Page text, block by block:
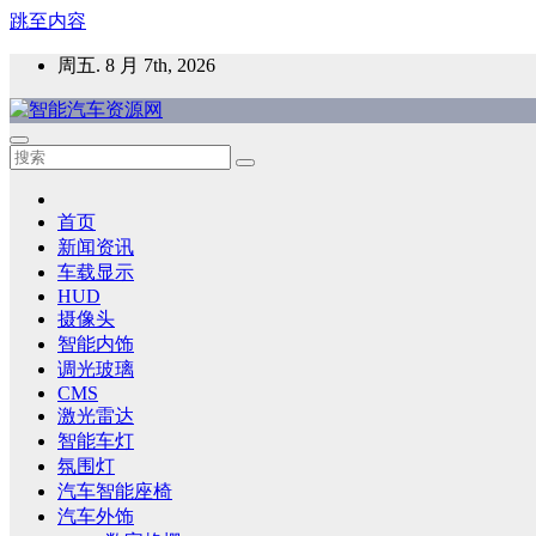
跳至内容
周五. 8 月 7th, 2026
智能汽车资源网
智能表面，智能内饰，新能源汽车，HMI，人车交互，智能车
首页
新闻资讯
车载显示
HUD
摄像头
智能内饰
调光玻璃
CMS
激光雷达
智能车灯
氛围灯
汽车智能座椅
汽车外饰